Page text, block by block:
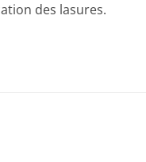
des lasures.